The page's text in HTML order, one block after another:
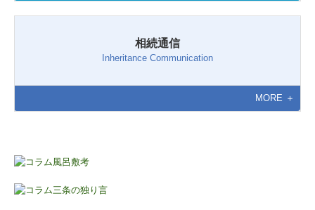
相続通信
Inheritance Communication
MORE ＋